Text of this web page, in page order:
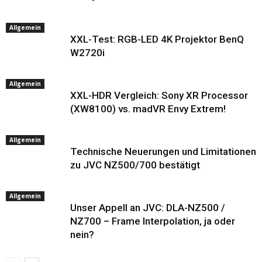
Allgemein
XXL-Test: RGB-LED 4K Projektor BenQ
W2720i
Allgemein
XXL-HDR Vergleich: Sony XR Processor
(XW8100) vs. madVR Envy Extrem!
Allgemein
Technische Neuerungen und Limitationen
zu JVC NZ500/700 bestätigt
Allgemein
Unser Appell an JVC: DLA-NZ500 /
NZ700 – Frame Interpolation, ja oder
nein?